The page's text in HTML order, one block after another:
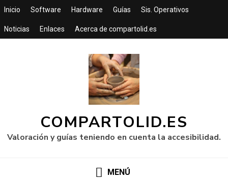
Inicio Software Hardware Guías Sis. Operativos
Noticias Enlaces Acerca de compartolid.es
COMPARTOLID.ES
Valoración y guías teniendo en cuenta la accesibilidad.
MENÚ